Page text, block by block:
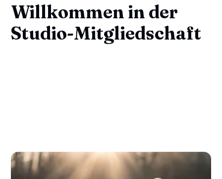
Willkommen in der
Studio-Mitgliedschaft